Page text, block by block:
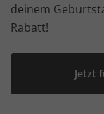
deinem
Rabatt!
Jetzt